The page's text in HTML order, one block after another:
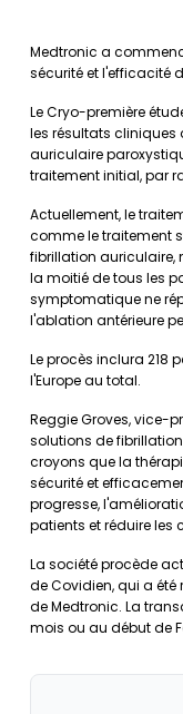
Medtronic a
sécurité et l'efficacité
Le Cryo-première
les résultats cliniques
auriculaire
traitement initial, par
Actuellement, le
comme le traitement
fibrillation auriculaire,
la moitié de tous les
symptomatique ne
l'ablation antérieure
Le procès inclura 218
l'Europe au total.
Reggie Groves, vice-
solutions de
croyons que la
sécurité et
progresse,
patients et réduire les
La société procède
de Covidien, qui a
de Medtronic. La
mois ou au début de